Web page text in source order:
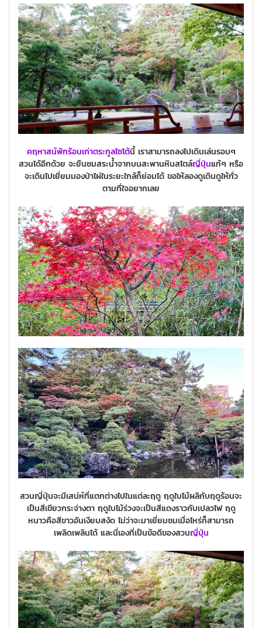
คฤหาสน์พักร้อนเก่าตระกูลไซโต้นี้ เราสามารถลงไปเดินเล่นรอบๆ
สวนได้อีกด้วย จะยืนชมสระน้ำจากบนสะพานหินสไตล์ญี่ปุ่นแท้ๆ หรือ
จะเดินไปเยี่ยมมองป่าไผ่ในระยะใกล้ก็ย่อมได้ ขอให้ลองดูเดินดูให้ทั่ว
ตามที่ใจอยากเลย
สวนญี่ปุ่นจะมีเสน่ห์ที่แตกต่างไปในแต่ละฤดู ฤดูใบไม้ผลิกับฤดูร้อนจะ
เป็นสีเขียวกระจ่างตา ฤดูใบไม้ร่วงจะเป็นสีแดงราวกับเปลวไฟ ฤดู
หนาวคือสีขาวอันเงียบสงัด ไม่ว่าจะมาเยี่ยมชมเมื่อไหร่ก็สามารถ
เพลิดเพลินได้ และนี่เองที่เป็นข้อดีของสวนญี่ปุ่น